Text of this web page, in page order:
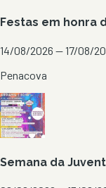
Festas em honra
14/08/2026 — 17/08/
Penacova
Semana da